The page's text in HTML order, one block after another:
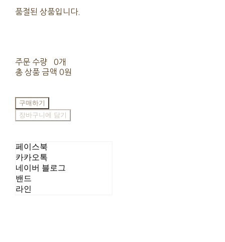
품절된 상품입니다.
주문 수량
0개
총 상품 금액 0원
구매하기
장바구니에 담기
페이스북
카카오톡
네이버 블로그
밴드
라인